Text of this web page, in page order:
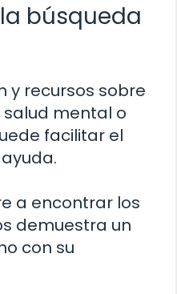
búsqueda
y recursos sobre
mental o
facilitar el
a encontrar los
demuestra un
con su